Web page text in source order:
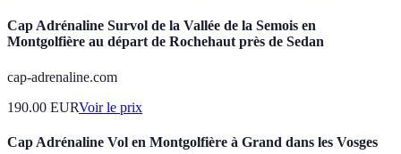
Cap Adrénaline Survol de la Vallée de la Semois en
Montgolfière au départ de Rochehaut près de Sedan
cap-adrenaline.com
190.00 EURVoir le prix
Cap Adrénaline Vol en Montgolfière à Grand dans les Vosges